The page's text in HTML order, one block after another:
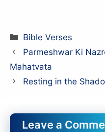
Categories
Bible Verses
Parmeshwar Ki
Mahatvata
Resting in the
Leave a